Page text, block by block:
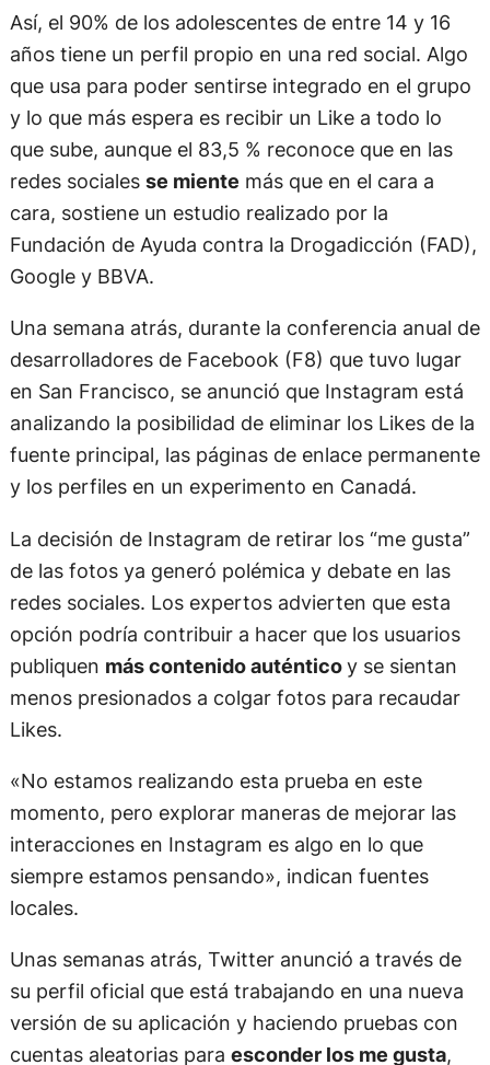
Así, el 90% de los adolescentes de entre 14 y 16
años tiene un perfil propio en una red social. Algo
que usa para poder sentirse integrado en el grupo
y lo que más espera es recibir un Like a todo lo
que sube, aunque el 83,5 % reconoce que en las
redes sociales se miente más que en el cara a
cara, sostiene un estudio realizado por la
Fundación de Ayuda contra la Drogadicción (FAD),
Google y BBVA.
Una semana atrás, durante la conferencia anual de
desarrolladores de Facebook (F8) que tuvo lugar
en San Francisco, se anunció que Instagram está
analizando la posibilidad de eliminar los Likes de la
fuente principal, las páginas de enlace permanente
y los perfiles en un experimento en Canadá.
La decisión de Instagram de retirar los “me gusta”
de las fotos ya generó polémica y debate en las
redes sociales. Los expertos advierten que esta
opción podría contribuir a hacer que los usuarios
publiquen más contenido auténticoy se sientan
menos presionados a colgar fotos para recaudar
Likes.
«No estamos realizando esta prueba en este
momento, pero explorar maneras de mejorar las
interacciones en Instagram es algo en lo que
siempre estamos pensando», indican fuentes
locales.
Unas semanas atrás, Twitter anunció a través de
su perfil oficial que está trabajando en una nueva
versión de su aplicación y haciendo pruebas con
cuentas aleatorias para esconder los me gusta,